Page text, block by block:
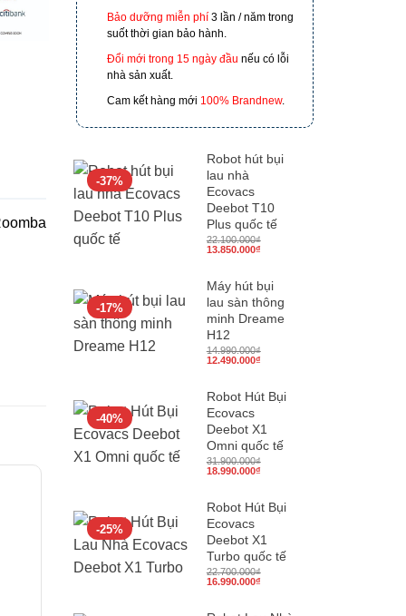
Bảo dưỡng miễn phí3 lần / năm trong
suốt thời gian bảo hành.
Đổi mới trong 15 ngày đầu nếu có lỗi
nhà sản xuất.
Cam kết hàng mới 100% Brandnew.
-37%
Robot hút bụi
lau nhà
Ecovacs
Deebot T10
Plus quốc tế
22.100.000₫
Giá
13.850.000₫Giá
13.850.000₫.
-17%
Máy hút bụi
lau sàn thông
minh Dreame
H12
14.990.000₫
Giá
12.490.000₫Giá
12.490.000₫.
-40%
Robot Hút Bụi
Ecovacs
Deebot X1
Omni quốc tế
31.900.000₫
Giá
18.990.000₫Giá
18.990.000₫.
-25%
Robot Hút Bụi
Ecovacs
Deebot X1
Turbo quốc tế
22.700.000₫
Giá
16.990.000₫Giá